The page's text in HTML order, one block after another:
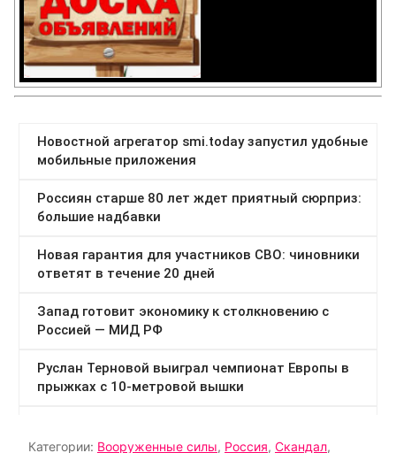
Категории: Вооруженные силы, Россия, Скандал,